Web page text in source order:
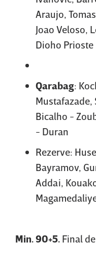
Araujo,
Joao Veloso,
Dioho Prioste
Qarabag:
Mustafazade,
Bicalho -
- Duran
Rezerve:
Bayramov,
Addai,
Min. 90+5. Final